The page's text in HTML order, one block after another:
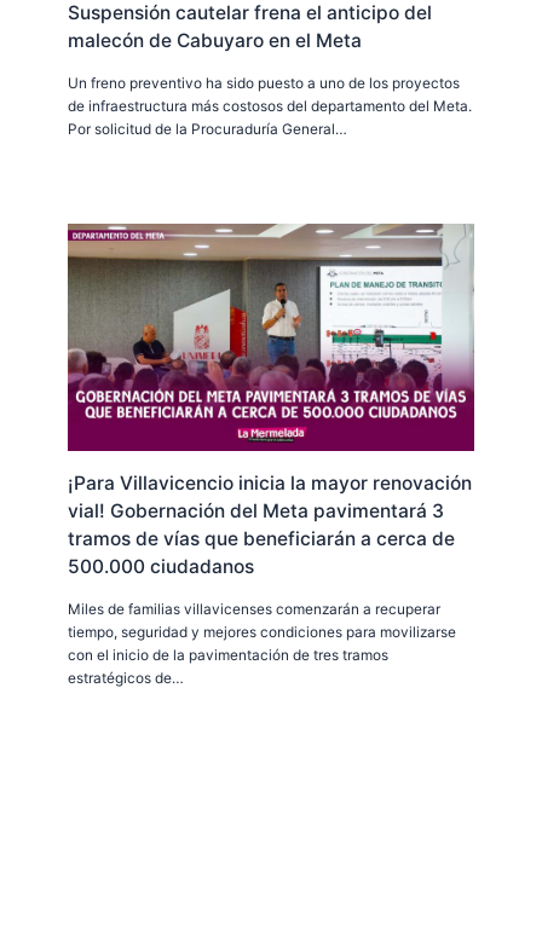
Suspensión cautelar frena el anticipo del
malecón de Cabuyaro en el Meta
Un freno preventivo ha sido puesto a uno de los proyectos
de infraestructura más costosos del departamento del Meta.
Por solicitud de la Procuraduría General…
¡Para Villavicencio inicia la mayor renovación
vial! Gobernación del Meta pavimentará 3
tramos de vías que beneficiarán a cerca de
500.000 ciudadanos
Miles de familias villavicenses comenzarán a recuperar
tiempo, seguridad y mejores condiciones para movilizarse
con el inicio de la pavimentación de tres tramos
estratégicos de…